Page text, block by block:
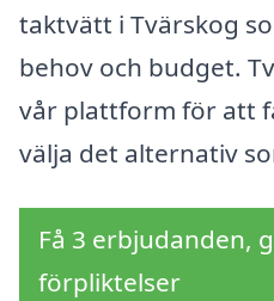
taktvätt i Tvärskog
behov och budget.
vår plattform för att
välja det alternativ
Få 3 erbjudanden,
förpliktelser